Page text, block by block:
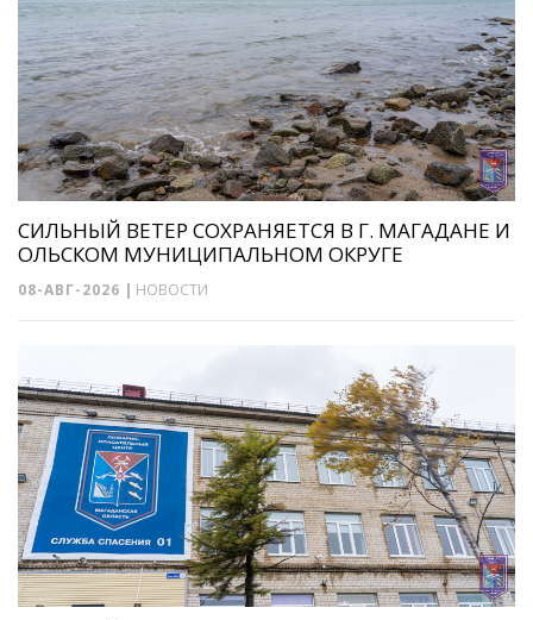
СИЛЬНЫЙ ВЕТЕР СОХРАНЯЕТСЯ В Г. МАГАДАНЕ И
ОЛЬСКОМ МУНИЦИПАЛЬНОМ ОКРУГЕ
08-АВГ-2026 | НОВОСТИ